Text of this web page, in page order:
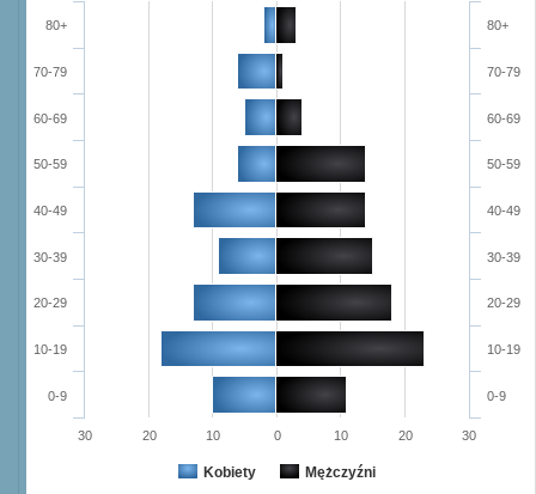
Kobiety Mężczyźni
0-9
10-19
20-29
30-39
40-49
50-59
60-69
70-79
80+
0-9
10-19
20-29
30-39
40-49
50-59
60-69
70-79
80+
30 20 10 0 10 20 30